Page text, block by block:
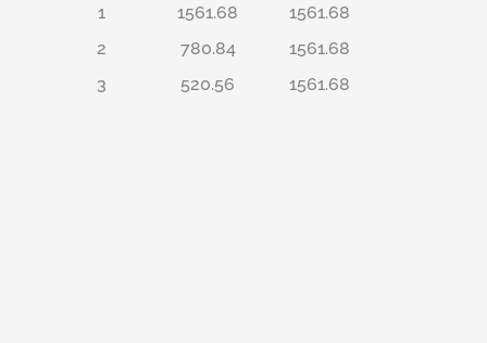
1 1561.68
1561.68
2
780.84
1561.68
3
520.56 1561.68